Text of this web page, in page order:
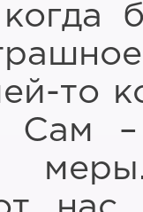
то
Сам